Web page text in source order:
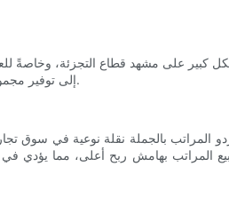
كبير على مشهد قطاع التجزئة، وخاصةً
إلى توفير مجموعة متنوعة من المنتجات. في هذه المقالة، سنستكشف كيف يُعيد موردو المراتب بالجملة تشكيل قطاع التجزئة، ويخلقون فرصًا جديدةً للازدهار.
المراتب بالجملة نقلة نوعية في سوق
المراتب بهامش ربح أعلى، مما يؤدي